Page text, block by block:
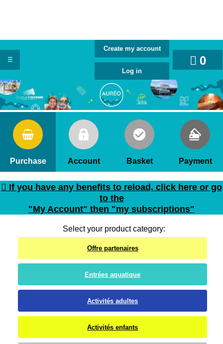
0
Purchase Account Basket Payment
If you have any benefits to reload, click here or go
to the
"My Account" then "my subscriptions"
Select your product category:
Offre partenaires
Entrées aquatique
Activités adultes
Activités enfants